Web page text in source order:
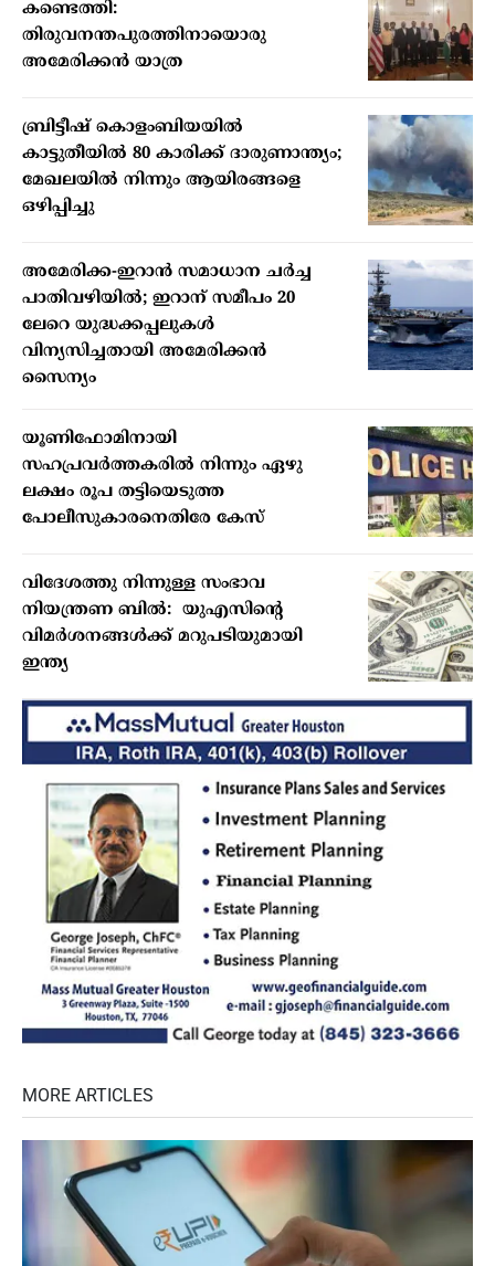
കണ്ടെത്തി:
തിരുവനന്തപുരത്തിനായൊരു
അമേരിക്കന്‍ യാത്ര
ബ്രിട്ടീഷ് കൊളംബിയയില്‍
കാട്ടുതീയില്‍ 80 കാരിക്ക് ദാരുണാന്ത്യം;
മേഖലയില്‍ നിന്നും ആയിരങ്ങളെ
ഒഴിപ്പിച്ചു
അമേരിക്ക-ഇറാന്‍ സമാധാന ചര്‍ച്ച
പാതിവഴിയില്‍; ഇറാന് സമീപം 20
ലേറെ യുദ്ധക്കപ്പലുകള്‍
വിന്യസിച്ചതായി അമേരിക്കന്‍
സൈന്യം
യൂണിഫോമിനായി
സഹപ്രവര്‍ത്തകരില്‍ നിന്നും ഏഴു
ലക്ഷം രൂപ തട്ടിയെടുത്ത
പോലീസുകാരനെതിരേ കേസ്
വിദേശത്തു നിന്നുള്ള സംഭാവ
നിയന്ത്രണ ബില്‍: യുഎസിന്റെ
വിമര്‍ശനങ്ങള്‍ക്ക് മറുപടിയുമായി
ഇന്ത്യ
MORE ARTICLES